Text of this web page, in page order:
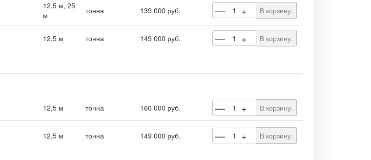
12,5 м, 25
м
тонна 139 000 руб. — + В корзину.
12,5 м тонна 149 000 руб. — + В корзину.
12,5 м тонна 160 000 руб. — + В корзину.
12,5 м тонна 149 000 руб. — + В корзину.